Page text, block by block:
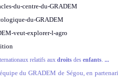
du-centre-du-GRADEM
du-GRADEM
veut-explorer-l-agro
relatifs aux droits des enfants. ...
du GRADEM de Ségou, en